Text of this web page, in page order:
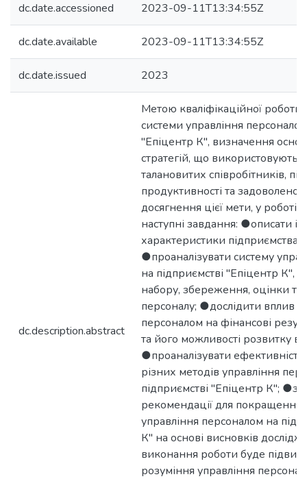
dc.date.accessioned 2023-09-11T13:34:55Z
dc.date.available 2023-09-11T13:34:55Z
dc.date.issued 2023
dc.description.abstract
Метою кваліфікаційної роботи
системи управління
"Епіцентр К", визначення
стратегій, що
талановитих співробітників,
продуктивності та
досягнення цієї мети, у роботі
наступні завдання: ●описати
характеристики підприємства
●проаналізувати систему
на підприємстві "Епіцентр К",
набору, збереження, оцінки та
персоналу; ●дослідити вплив
персоналом на фінансові
та його можливості розвитку в
●проаналізувати ефективність
різних методів управління
підприємстві "Епіцентр К";
рекомендації для покращення
управління персоналом на
К" на основі висновків
виконання роботи буде
розуміння управління